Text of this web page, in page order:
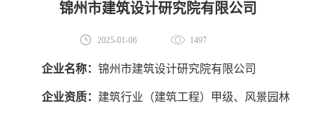
锦州市建筑设计研究院有限公司
2025-01-06 1497
企业名称：锦州市建筑设计研究院有限公司
企业资质： 建筑行业（建筑工程）甲级、风景园林